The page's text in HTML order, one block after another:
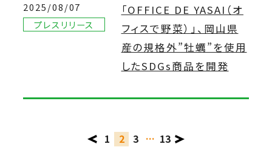
2025/08/07
プレスリリース
「OFFICE DE YASAI（オ
フィスで野菜）」、岡山県
産の規格外”牡蠣”を使用
したSDGs商品を開発
1 2 3 … 13